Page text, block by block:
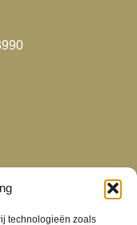
technologieën zoals